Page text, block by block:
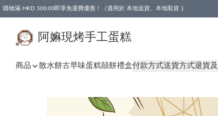
購物滿 HKD 300.00即享免運費優惠！（適用於 本地送貨、本地取貨 )
阿嫲現烤手工蛋糕
商品 散水餅古早味蛋糕囍餅禮盒付款方式送貨方式退貨